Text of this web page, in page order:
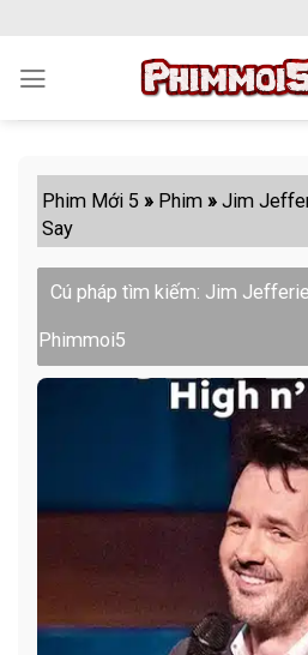
content
Phim Mới 5 » Phim »Jim
Say
Cú pháp tìm kiếm: Jim
Phimmoi5